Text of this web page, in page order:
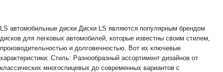
LS автомобильные диски Диски LS являются популярным брендом
дисков для легковых автомобилей, которые известны своим стилем,
производительностью и долговечностью. Вот их ключевые
характеристики: Стиль: Разнообразный ассортимент дизайнов от
классических многоспицевых до современных вариантов с